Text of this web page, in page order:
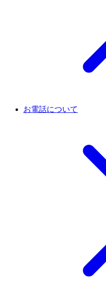
お電話について